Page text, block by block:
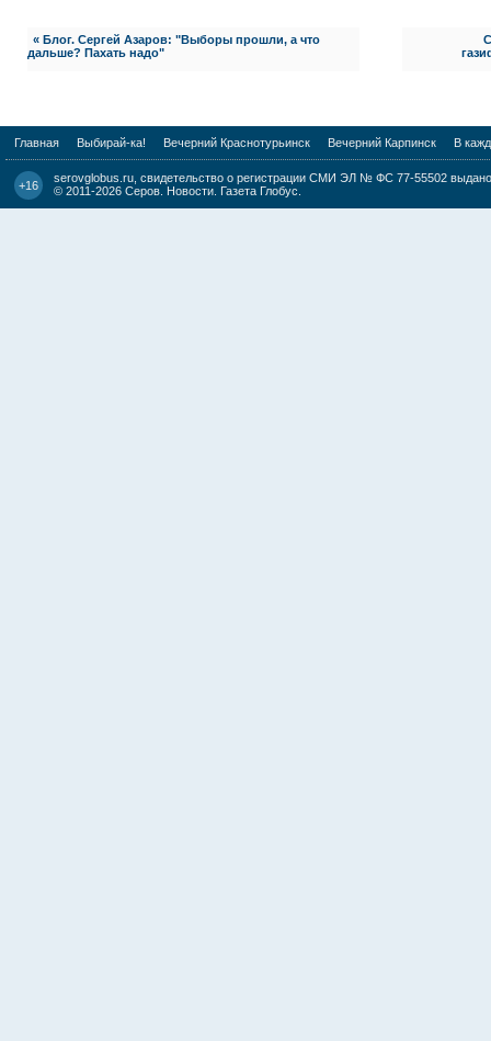
« Блог. Сергей Азаров: "Выборы прошли, а что
дальше? Пахать надо"
Главная Выбирай-ка! Вечерний Краснотурьинск Вечерний Карпинск В
+16
serovglobus.ru, свидетельство о регистрации СМИ ЭЛ № ФС 77-55502
© 2011-2026 Серов. Новости. Газета Глобус